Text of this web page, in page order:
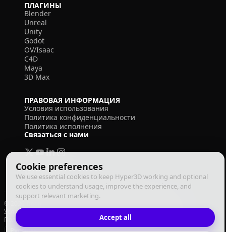
Cookie preferences
We use essential cookies to keep Hyper3D working and optional
cookies to understand usage, improve the experience, and
support relevant marketing.
Accept all
ПЛАГИНЫ
Blender
Unreal
Unity
Godot
OV/Isaac
C4D
Maya
3D Max
ПРАВОВАЯ ИНФОРМАЦИЯ
Условия использования
Политика конфиденциальности
Политика исполнения
Связаться с нами
© 2026 Deemos Corporation. Все права защищены
Условия использования
Политика исполнения